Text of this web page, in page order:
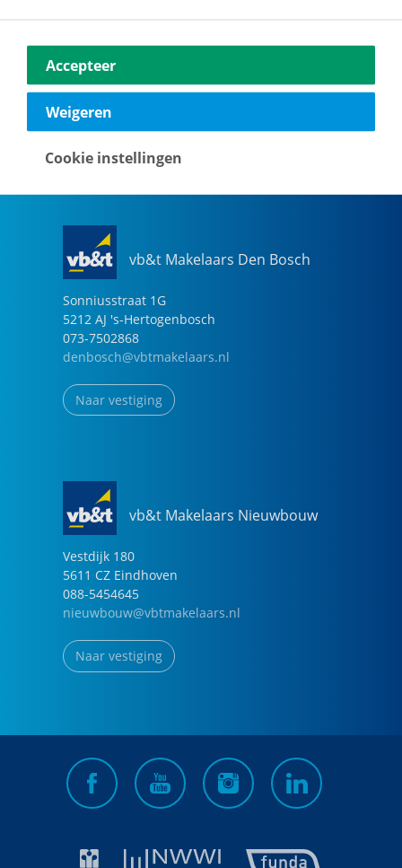
Vestdijk 180
5611 CZ Eindhoven
040-2696949
vb&t Makelaars Den Bosch
Sonniusstraat 1G
5212 AJ 's-Hertogenbosch
073-7502868
denbosch@vbtmakelaars.nl
Naar vestiging
vb&t Makelaars Nieuwbouw
Vestdijk 180
5611 CZ Eindhoven
088-5454645
nieuwbouw@vbtmakelaars.nl
Naar vestiging
Accepteer
Weigeren
Cookie instellingen